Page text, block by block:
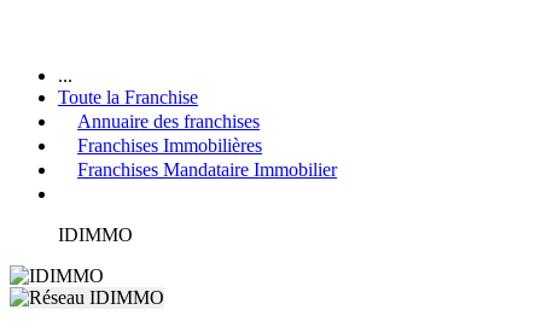
...
Toute la Franchise
Annuaire des franchises
Franchises Immobilières
Franchises Mandataire Immobilier
IDIMMO